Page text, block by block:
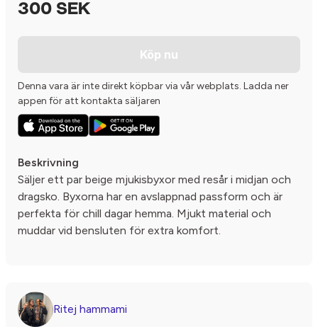
300 SEK
Köp nu
Denna vara är inte direkt köpbar via vår webplats. Ladda ner
appen för att kontakta säljaren
Beskrivning
Säljer ett par beige mjukisbyxor med resår i midjan och
dragsko. Byxorna har en avslappnad passform och är
perfekta för chill dagar hemma. Mjukt material och
muddar vid bensluten för extra komfort.
Ritej hammami